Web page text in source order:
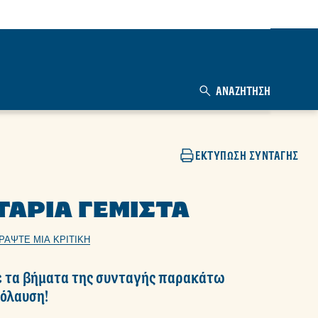
ΑΝΑΖΉΤΗΣΗ
ΕΚΤΎΠΩΣΗ ΣΥΝΤΑΓΉΣ
ΓΕΜΙΣΤΆ
ΜΙΑ ΚΡΙΤΙΚΉ
τα βήματα της συνταγής παρακάτω